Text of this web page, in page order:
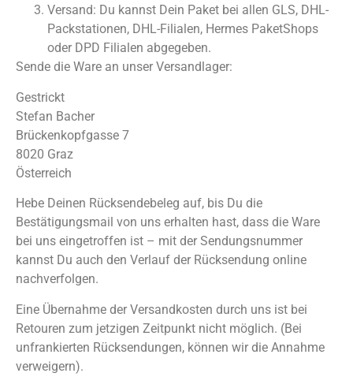
Versand: Du kannst Dein Paket bei allen GLS, DHL-
Packstationen, DHL-Filialen, Hermes PaketShops
oder DPD Filialen abgegeben.
Sende die Ware an unser Versandlager:
Gestrickt
Stefan Bacher
Brückenkopfgasse 7
8020 Graz
Österreich
Hebe Deinen Rücksendebeleg auf, bis Du die
Bestätigungsmail von uns erhalten hast, dass die Ware
bei uns eingetroffen ist – mit der Sendungsnummer
kannst Du auch den Verlauf der Rücksendung online
nachverfolgen.
Eine Übernahme der Versandkosten durch uns ist bei
Retouren zum jetzigen Zeitpunkt nicht möglich. (Bei
unfrankierten Rücksendungen, können wir die Annahme
verweigern).